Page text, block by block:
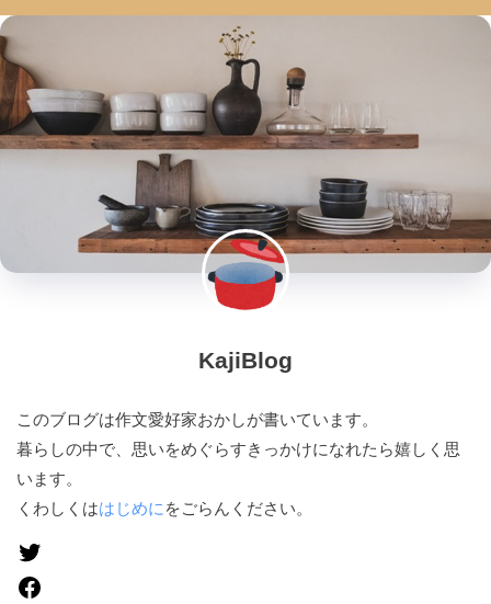
KajiBlog
このブログは作文愛好家おかしが書いています。
暮らしの中で、思いをめぐらすきっかけになれたら嬉しく思
います。
くわしくははじめに をごらんください。